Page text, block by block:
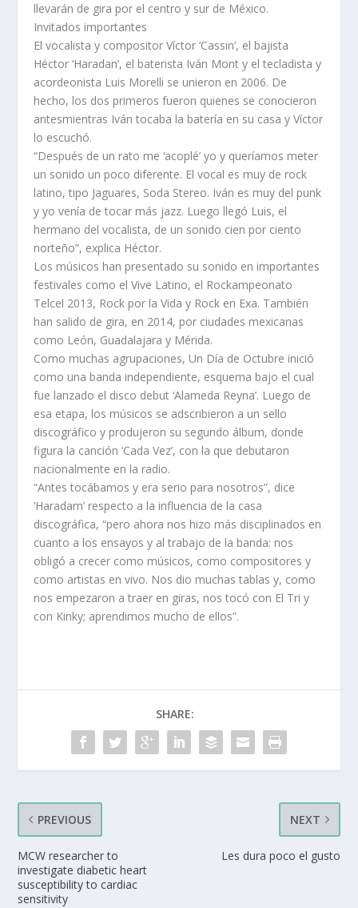
llevarán de gira por el centro y sur de México.
Invitados importantes
El vocalista y compositor Víctor ‘Cassin’, el bajista
Héctor ‘Haradan’, el baterista Iván Mont y el tecladista y
acordeonista Luis Morelli se unieron en 2006. De
hecho, los dos primeros fueron quienes se conocieron
antesmientras Iván tocaba la batería en su casa y Víctor
lo escuchó.
“Después de un rato me ‘acoplé’ yo y queríamos meter
un sonido un poco diferente. El vocal es muy de rock
latino, tipo Jaguares, Soda Stereo. Iván es muy del punk
y yo venía de tocar más jazz. Luego llegó Luis, el
hermano del vocalista, de un sonido cien por ciento
norteño”, explica Héctor.
Los músicos han presentado su sonido en importantes
festivales como el Vive Latino, el Rockampeonato
Telcel 2013, Rock por la Vida y Rock en Exa. También
han salido de gira, en 2014, por ciudades mexicanas
como León, Guadalajara y Mérida.
Como muchas agrupaciones, Un Día de Octubre inició
como una banda independiente, esquema bajo el cual
fue lanzado el disco debut ‘Alameda Reyna’. Luego de
esa etapa, los músicos se adscribieron a un sello
discográfico y produjeron su segundo álbum, donde
figura la canción ‘Cada Vez’, con la que debutaron
nacionalmente en la radio.
“Antes tocábamos y era serio para nosotros”, dice
‘Haradam’ respecto a la influencia de la casa
discográfica, “pero ahora nos hizo más disciplinados en
cuanto a los ensayos y al trabajo de la banda: nos
obligó a crecer como músicos, como compositores y
como artistas en vivo. Nos dio muchas tablas y, como
nos empezaron a traer en giras, nos tocó con El Tri y
con Kinky; aprendimos mucho de ellos”.
SHARE:
PREVIOUS
MCW researcher to
investigate diabetic heart
susceptibility to cardiac
sensitivity
NEXT
Les dura poco el gusto